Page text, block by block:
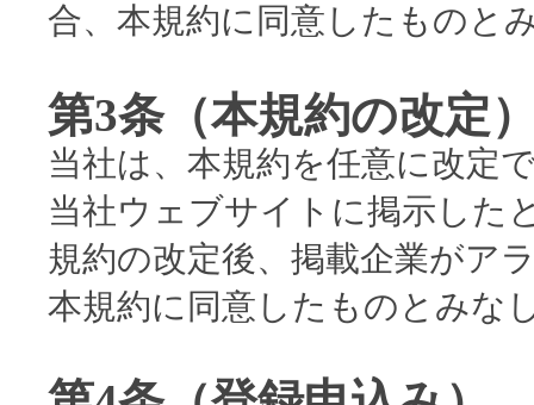
合、本規約に同意したものと
第3条（本規約の改定
当社は、本規約を任意に改定
当社ウェブサイトに掲示した
規約の改定後、掲載企業がア
本規約に同意したものとみな